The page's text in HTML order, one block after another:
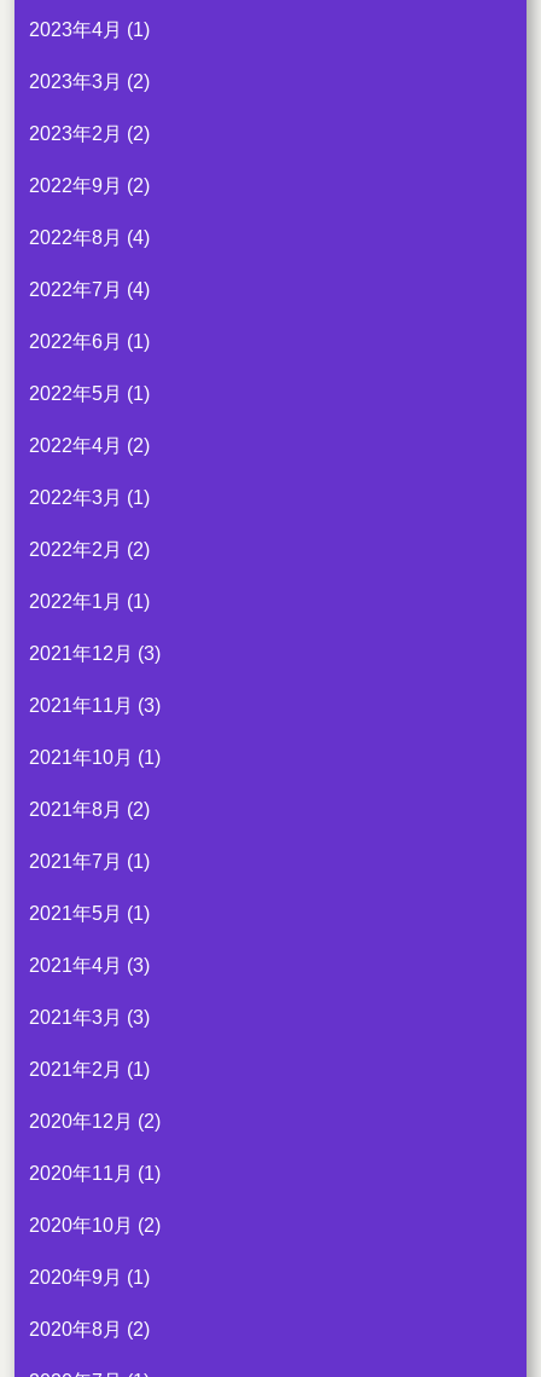
2023年4月 (1)
2023年3月 (2)
2023年2月 (2)
2022年9月 (2)
2022年8月 (4)
2022年7月 (4)
2022年6月 (1)
2022年5月 (1)
2022年4月 (2)
2022年3月 (1)
2022年2月 (2)
2022年1月 (1)
2021年12月 (3)
2021年11月 (3)
2021年10月 (1)
2021年8月 (2)
2021年7月 (1)
2021年5月 (1)
2021年4月 (3)
2021年3月 (3)
2021年2月 (1)
2020年12月 (2)
2020年11月 (1)
2020年10月 (2)
2020年9月 (1)
2020年8月 (2)